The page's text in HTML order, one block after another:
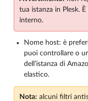
tua istanza in Plesk.
interno.
Nome host: è
puoi controllare o
dell’istanza di
elastico.
Nota: alcuni filtri